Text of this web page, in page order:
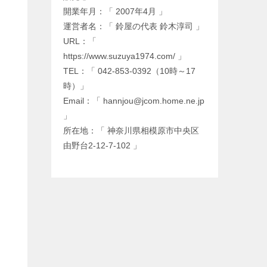
開業年月：「 2007年4月 」
運営者名：「 鈴屋の代表 鈴木淳司 」
URL：「
https://www.suzuya1974.com/ 」
TEL：「 042-853-0392（10時～17
時）」
Email：「 hannjou@jcom.home.ne.jp
」
所在地：「 神奈川県相模原市中央区
由野台2-12-7-102 」